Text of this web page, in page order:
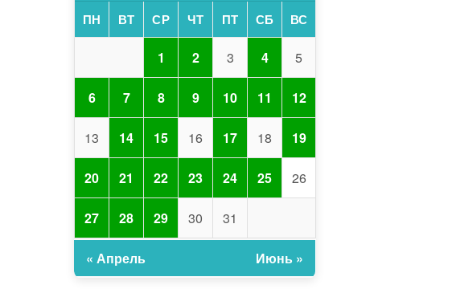
ПН ВТ СР ЧТ ПТ СБ ВС
1 2 3 4 5
6 7 8 9 10 11 12
13 14 15 16 17 18 19
20 21 22 23 24 25 26
27 28 29 30 31
« Апрель Июнь »